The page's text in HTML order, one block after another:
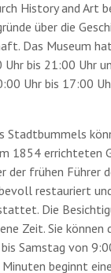
History and Art
über die
Das Museum
bis 21:00 Uhr
Uhr bis 17:00
Stadtbummels
1854 errichteten
der frühen Führer
restauriert
Die
Zeit. Sie können
Samstag von
beginnt